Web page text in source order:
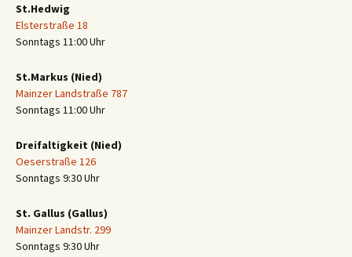
St.Hedwig
Elsterstraße 18
Sonntags 11:00 Uhr
St.Markus (Nied)
Mainzer Landstraße 787
Sonntags 11:00 Uhr
Dreifaltigkeit (Nied)
Oeserstraße 126
Sonntags 9:30 Uhr
St. Gallus (Gallus)
Mainzer Landstr. 299
Sonntags 9:30 Uhr